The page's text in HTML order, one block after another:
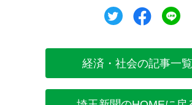
ツイートシェア
経済・社会の記事一覧